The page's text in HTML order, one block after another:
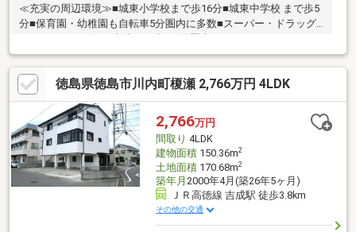
≪充実の周辺環境≫■城東小学校まで歩16分■城東中学校 まで歩5
分■保育園・幼稚園も自転車5分圏内に多数■スーパー・ドラッグ
徳島県徳島市川内町榎瀬 2,766万円 4LDK
2,766万円
間取り 4LDK
建物面積150.36m2
土地面積170.68m2
築年月 2000年4月(築26年5ヶ月)
ＪＲ高徳線 吉成駅 徒歩3.8km
その他の交通